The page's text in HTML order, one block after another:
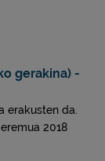
gerakina) -
erakusten da.
2018